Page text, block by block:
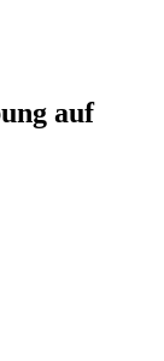
auf